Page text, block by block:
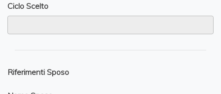
Ciclo Scelto
Riferimenti Sposo